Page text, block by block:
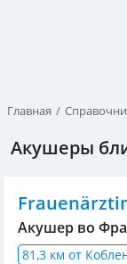
Главная
Акушеры
Акушер во
81,3 км от